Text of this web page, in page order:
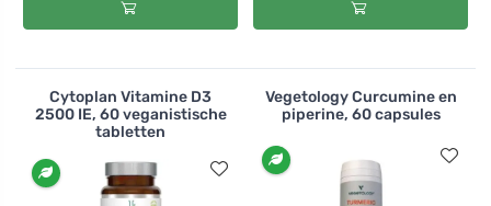
Cytoplan Vitamine D3
2500 IE, 60 veganistische
tabletten
Vegetology Curcumine en
piperine, 60 capsules